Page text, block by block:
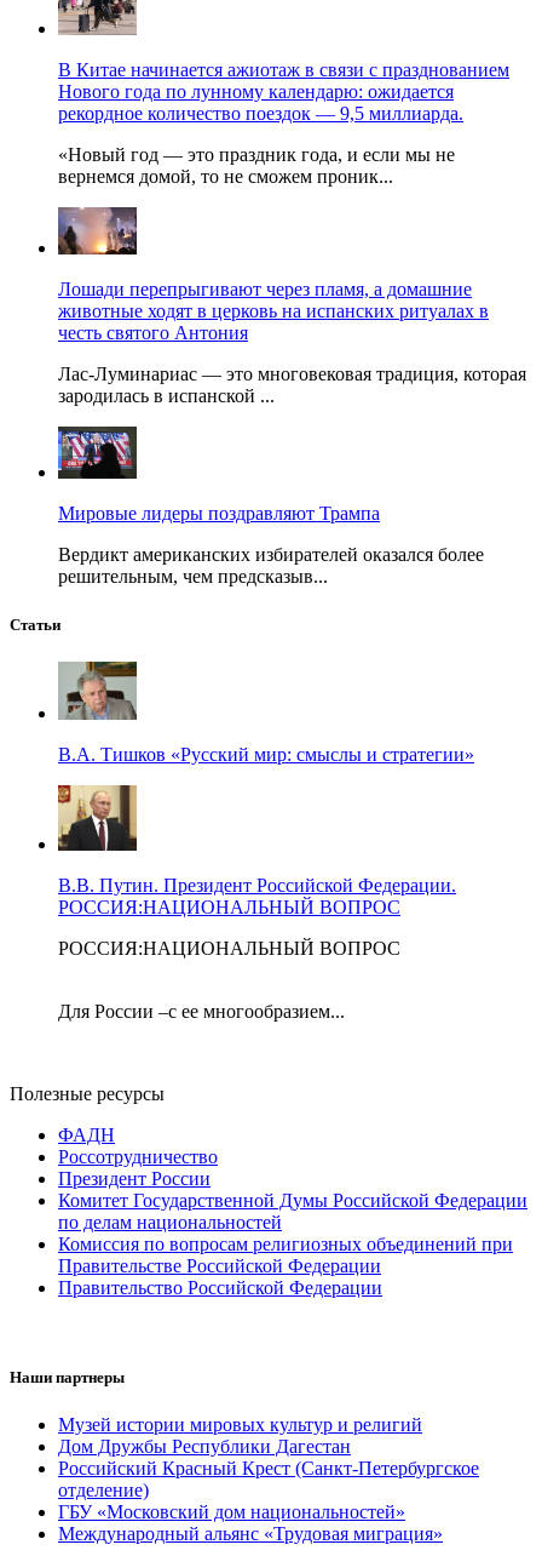
В Китае начинается ажиотаж в связи с празднованием
Нового года по лунному календарю: ожидается
рекордное количество поездок — 9,5 миллиарда.
«Новый год — это праздник года, и если мы не
вернемся домой, то не сможем проник...
Лошади перепрыгивают через пламя, а домашние
животные ходят в церковь на испанских ритуалах в
честь святого Антония
Лас-Луминариас — это многовековая традиция, которая
зародилась в испанской ...
Мировые лидеры поздравляют Трампа
Вердикт американских избирателей оказался более
решительным, чем предсказыв...
Статьи
В.А. Тишков «Русский мир: смыслы и стратегии»
В.В. Путин. Президент Российской Федерации.
РОССИЯ:НАЦИОНАЛЬНЫЙ ВОПРОС
РОССИЯ:НАЦИОНАЛЬНЫЙ ВОПРОС
Для России –с ее многообразием...
Полезные ресурсы
ФАДН
Россотрудничество
Президент России
Комитет Государственной Думы Российской Федерации
по делам национальностей
Комиссия по вопросам религиозных объединений при
Правительстве Российской Федерации
Правительство Российской Федерации
Наши партнеры
Музей истории мировых культур и религий
Дом Дружбы Республики Дагестан
Российский Красный Крест (Санкт-Петербургское
отделение)
ГБУ «Московский дом национальностей»
Международный альянс «Трудовая миграция»